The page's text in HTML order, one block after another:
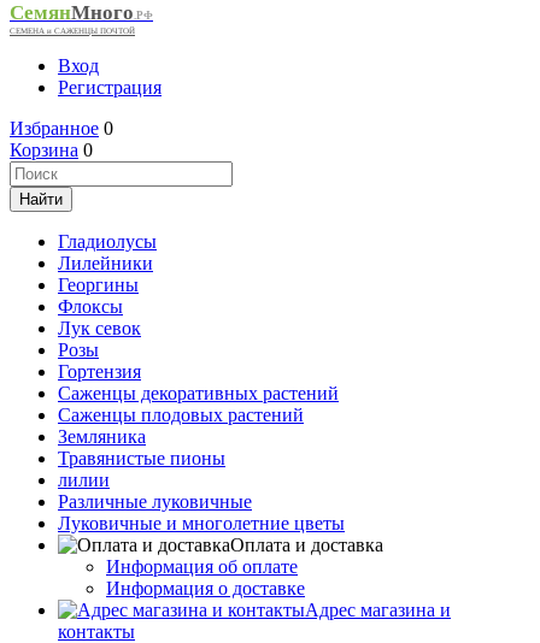
СемянМного.РФ
СЕМЕНА и САЖЕНЦЫ ПОЧТОЙ
Вход
Регистрация
Избранное 0
Корзина 0
Гладиолусы
Лилейники
Георгины
Флоксы
Лук севок
Розы
Гортензия
Саженцы декоративных растений
Саженцы плодовых растений
Земляника
Травянистые пионы
лилии
Различные луковичные
Луковичные и многолетние цветы
Оплата и доставка
Информация об оплате
Информация о доставке
Адрес магазина и
контакты